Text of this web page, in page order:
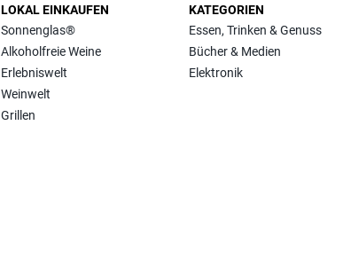
LOKAL EINKAUFEN
Sonnenglas®
Alkoholfreie Weine
Erlebniswelt
Weinwelt
Grillen
KATEGORIEN
Essen, Trinken & Genuss
Bücher & Medien
Elektronik